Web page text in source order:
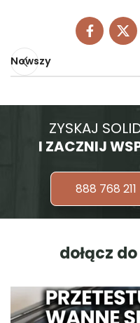
Nowszy
ZYSKAJ
I ZACZNIJ
888 768 211
dołącz